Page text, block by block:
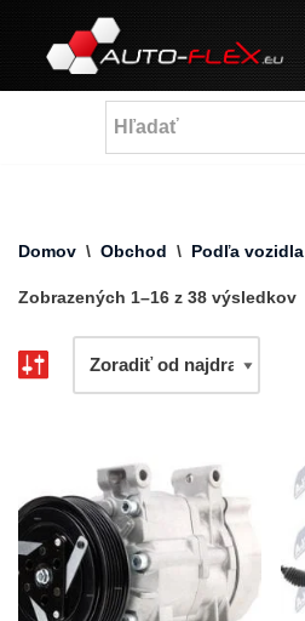
Prejsť
na
Domov \ Obchod \ Podľa vozidla
Zobrazených 1–16 z 38 výsledkov